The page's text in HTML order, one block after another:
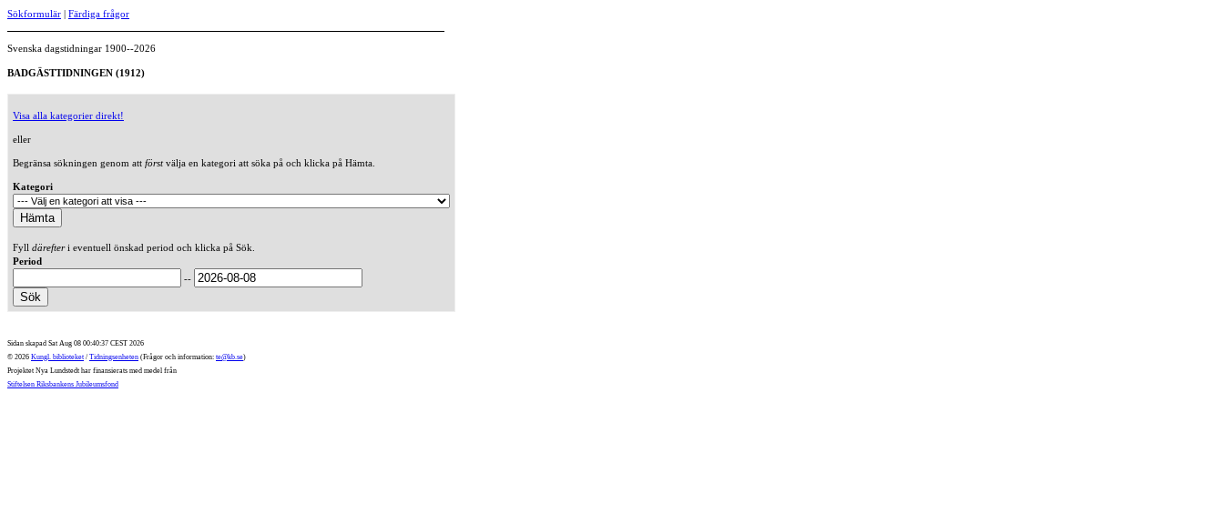
Sökformulär | Färdiga frågor
Svenska dagstidningar 1900--2026
BADGÄSTTIDNINGEN (1912)
Visa alla kategorier direkt!
eller
Begränsa sökningen genom att förstvälja en kategori att söka på och klicka på Hämta.
Kategori
Fyll därefteri eventuell önskad period och klicka på Sök.
Period
--
Sidan skapad Sat Aug 08 00:40:37 CEST 2026
© 2026 Kungl. biblioteket / Tidningsenheten (Frågor och information: te@kb.se)
Projektet Nya Lundstedt har finansierats med medel från
Stiftelsen Riksbankens Jubileumsfond